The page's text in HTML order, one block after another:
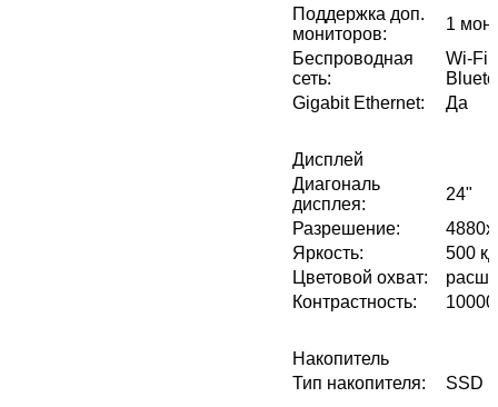
Поддержка доп.
мониторов:
1
Беспроводная
сеть:
Wi-Fi
Gigabit Ethernet: Да
Дисплей
Диагональ
дисплея:
24"
Разрешение:
Яркость:
500
Цветовой охват:
Контрастность:
Накопитель
Тип накопителя: SSD